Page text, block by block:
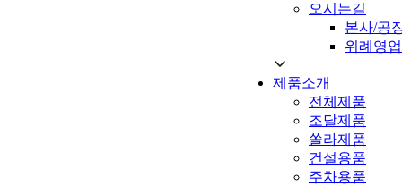
오시는길
본사/공
위례영
제품소개
전체제품
조달제품
쏠라제품
건설용품
주차용품